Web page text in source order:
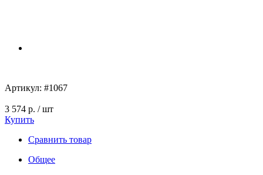
Артикул: #1067
3 574 р. / шт
Купить
Сравнить товар
Общее